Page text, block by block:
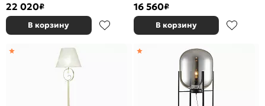
22 020₽
В корзину
16 560₽
В корзину